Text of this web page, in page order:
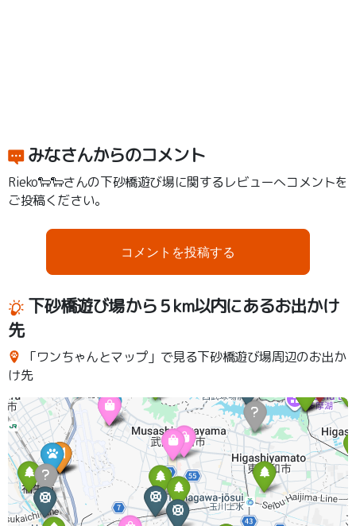
みなさんからのコメント
Rieko🐑🐑さんの下砂橋遊び場に関するレビューへコメントを
ご投稿ください。
コメントを投稿する
下砂橋遊び場から５km以内にあるお出かけ
先
「ワンちゃんとマップ」で見る下砂橋遊び場周辺のお出か
け先